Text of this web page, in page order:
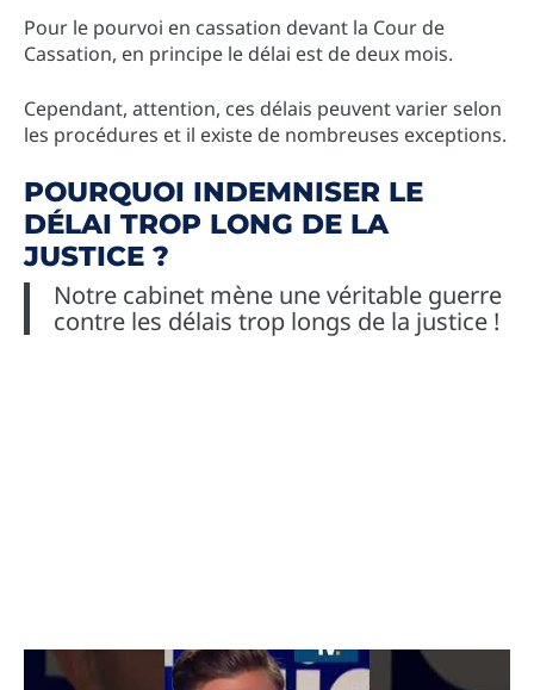
Pour le pourvoi en cassation devant la Cour de
Cassation, en principe le délai est de deux mois.
Cependant, attention, ces délais peuvent varier selon
les procédures et il existe de nombreuses exceptions.
POURQUOI INDEMNISER LE
DÉLAI TROP LONG DE LA
JUSTICE ?
Notre cabinet mène une véritable guerre
contre les délais trop longs de la justice !